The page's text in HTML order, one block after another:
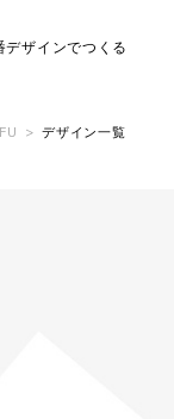
デザインでつくる
> デザイン一覧